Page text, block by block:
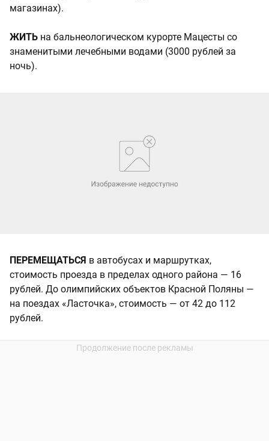
магазинах).
ЖИТЬ на бальнеологическом курорте Мацесты со
знаменитыми лечебными водами (3000 рублей за
ночь).
ПЕРЕМЕЩАТЬСЯ в автобусах и маршрутках,
стоимость проезда в пределах одного района — 16
рублей. До олимпийских объектов Красной Поляны —
на поездах «Ласточка», стоимость — от 42 до 112
рублей.